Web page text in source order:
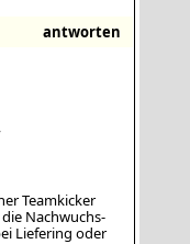
antworten
Teamkicker
Nachwuchs-
Liefering oder